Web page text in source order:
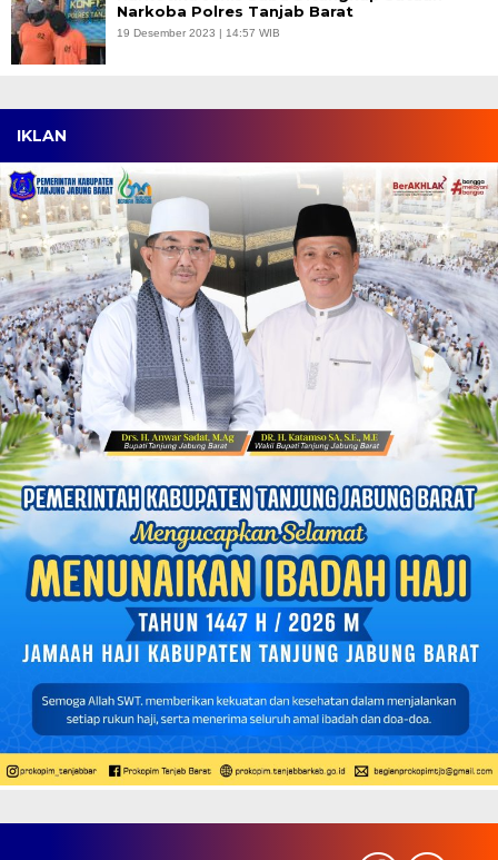
Narkoba Polres Tanjab Barat
19 Desember 2023 | 14:57 WIB
IKLAN